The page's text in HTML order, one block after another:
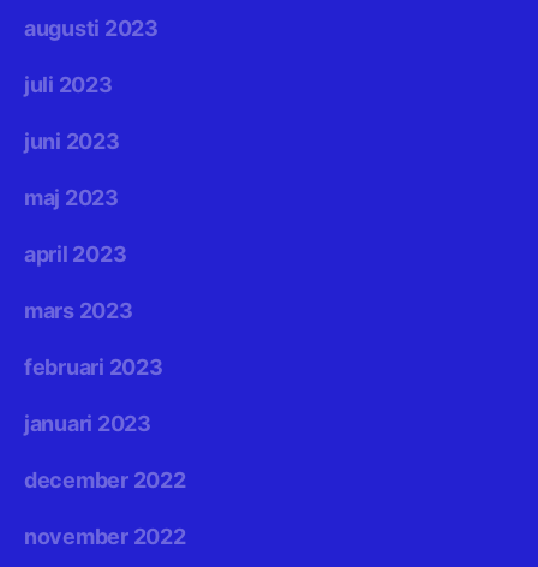
augusti 2023
juli 2023
juni 2023
maj 2023
april 2023
mars 2023
februari 2023
januari 2023
december 2022
november 2022